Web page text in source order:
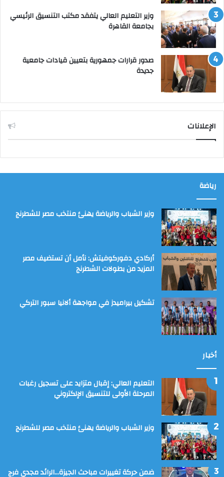
وزير التعليم العالي يتفقد مكتب التنسيق الرئيسي
بجامعة القاهرة
صدور قرارات جمهورية بتعيين قيادات جامعية
جديدة
الإعلانات
رياضة
وزير الشباب والرياضة يهنئ منتخب مصر للشطرنج
أركادي دفوركوفيتش: نأمل أن تستضيف مصر
المزيد من بطولات الشطرنج
تشكيل بيراميدز في مواجهة ألانيا سبور التركي
أخبار
التعليم العالي: إقبال متزايد على تسجيل رغبات
المرحلة الأولى للتنسيق الإلكتروني
وزير الشباب والرياضة يهنئ منتخب مصر للشطرنج
ضمن حركة تغييرات مباحث الجيزة…الرائد مجدي فرج